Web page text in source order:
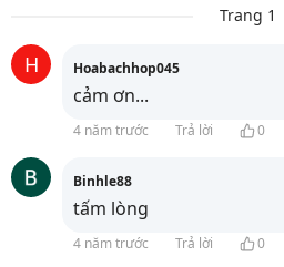
Trang 1
H Hoabachhop045
cảm ơn...
4 năm trước Trả lời 0
Binhle88
tấm lòng
4 năm trước Trả lời 0